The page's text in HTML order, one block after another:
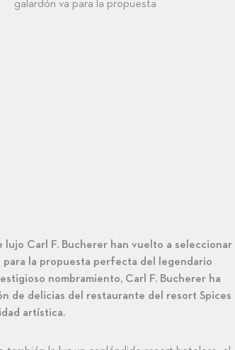
galardón va para la propuesta
Carl F. Bucherer han vuelto a seleccionar
la propuesta perfecta del legendario
nombramiento, Carl F. Bucherer ha
de delicias del restaurante del resort Spices
artística.